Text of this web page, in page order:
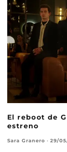
El reboot de
estreno
Sara Granero · 29/